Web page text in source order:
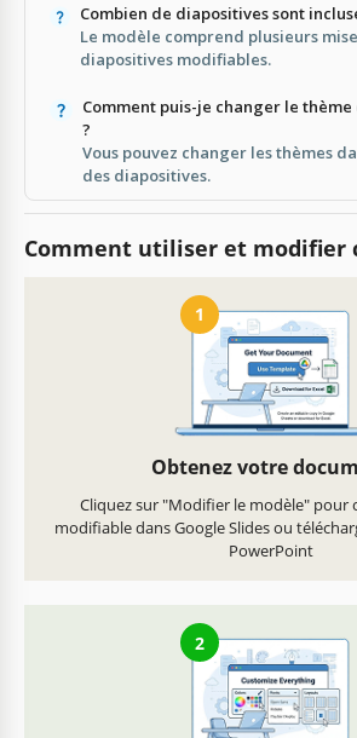
Combien de diapositives sont
Le modèle comprend plusieurs
diapositives modifiables.
Comment puis-je changer le
?
Vous pouvez changer les thèmes
des diapositives.
Comment utiliser et modifier
1
Obtenez votre
Cliquez sur "Modifier le modèle" pour
modifiable dans Google Slides ou
PowerPoint
2